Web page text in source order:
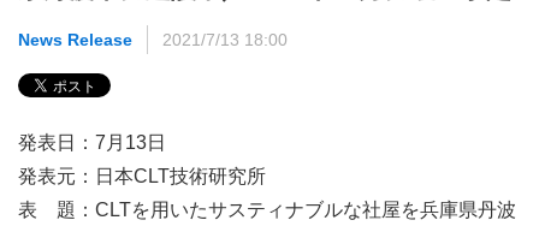
News Release 2021/7/13 18:00
発表日：7月13日
発表元：日本CLT技術研究所
表 題：CLTを用いたサスティナブルな社屋を兵庫県丹波